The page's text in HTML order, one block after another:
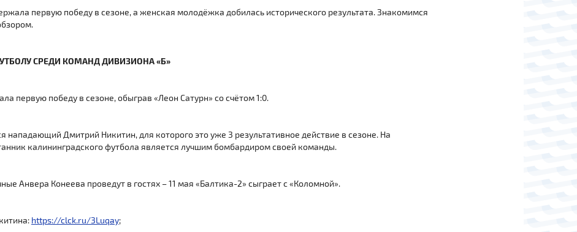
первую победу в сезоне, а женская молодёжка добилась исторического результата. Знакомимся
СРЕДИ КОМАНД ДИВИЗИОНА «Б»
первую победу в сезоне, обыграв «Леон Сатурн» со счётом 1:0.
нападающий Дмитрий Никитин, для которого это уже 3 результативное действие в сезоне. На
калининградского футбола является лучшим бомбардиром своей команды.
Анвера Конеева проведут в гостях – 11 мая «Балтика-2» сыграет с «Коломной».
https://clck.ru/3Luqay;